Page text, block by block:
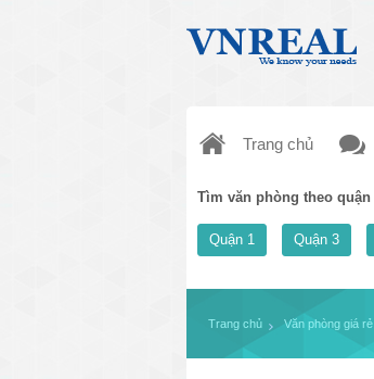
Trang chủ
Tìm văn phòng theo quận
Quận 1 Quận 3
Trang chủ Văn phòng giá rẻ